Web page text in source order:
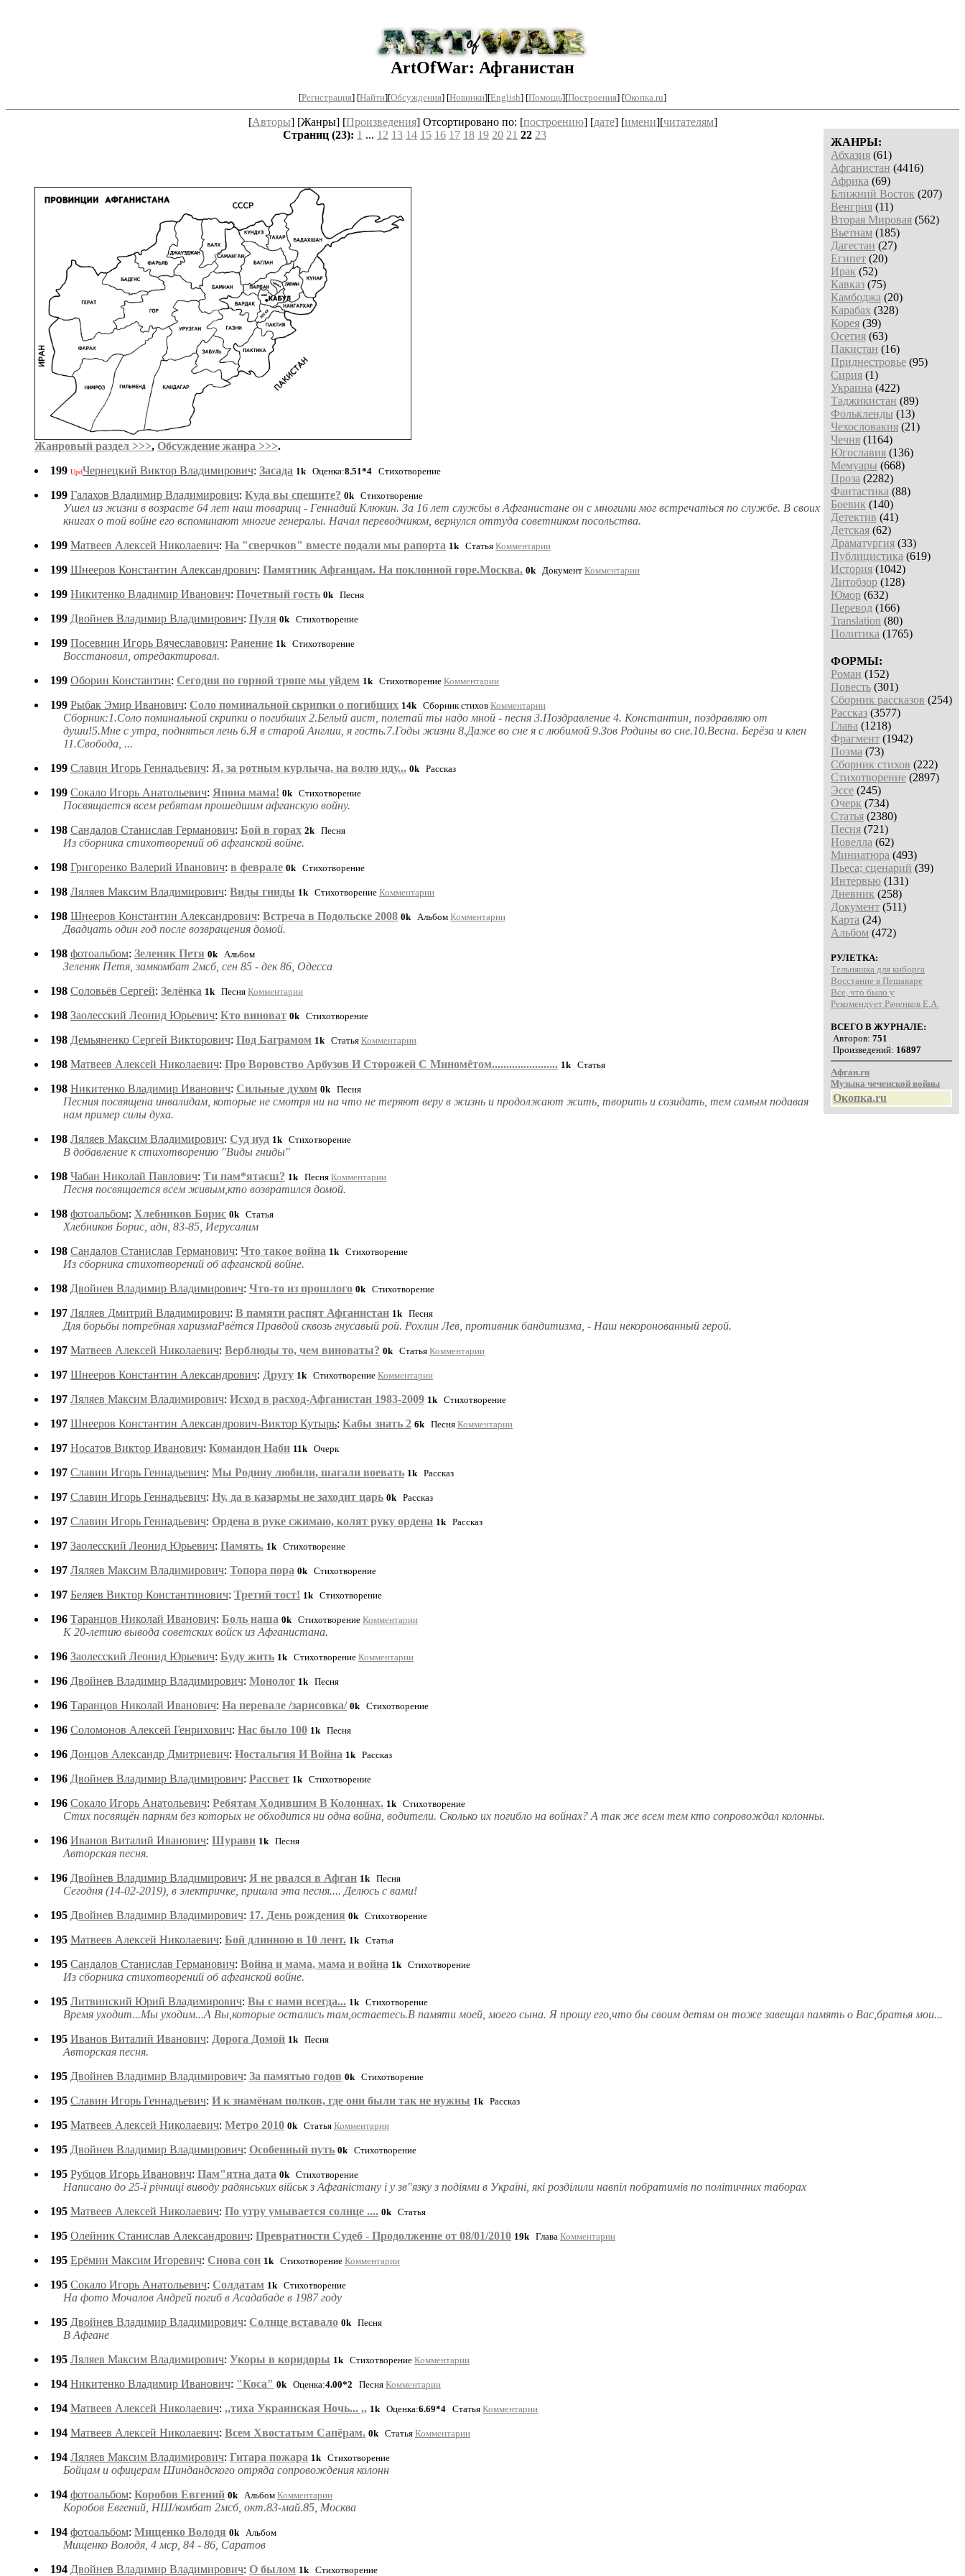
ArtOfWar: Афганистан
[Регистрация] [Найти][Обсуждения] [Новинки][English] [Помощь][Построения] [Окопка.ru]
[Авторы] [Жанры] [Произведения] Отсортировано по: [построению] [дате] [имени][читателям]
ЖАНРЫ:
Абхазия (61)
Афганистан (4416)
Африка (69)
Ближний Восток (207)
Венгрия (11)
Вторая Мировая (562)
Вьетнам (185)
Дагестан (27)
Египет (20)
Ирак (52)
Кавказ (75)
Камбоджа (20)
Карабах (328)
Корея (39)
Осетия (63)
Пакистан (16)
Приднестровье (95)
Сирия (1)
Украина (422)
Таджикистан (89)
Фолькленды (13)
Чехословакия (21)
Чечня (1164)
Югославия (136)
Мемуары (668)
Проза (2282)
Фантастика (88)
Боевик (140)
Детектив (41)
Детская (62)
Драматургия (33)
Публицистика (619)
История (1042)
Литобзор (128)
Юмор (632)
Перевод (166)
Translation (80)
Политика (1765)
ФОРМЫ:
Роман (152)
Повесть (301)
Сборник рассказов (254)
Рассказ (3577)
Глава (1218)
Фрагмент (1942)
Поэма (73)
Сборник стихов (222)
Стихотворение (2897)
Эссе (245)
Очерк (734)
Статья (2380)
Песня (721)
Новелла (62)
Миниатюра (493)
Пьеса; сценарий (39)
Интервью (131)
Дневник (258)
Документ (511)
Карта (24)
Альбом (472)
РУЛЕТКА:
Тельняшка для киборга
Восстание в Пешаваре
Все, что было у
Рекомендует Раченков Е.А.
ВСЕГО В ЖУРНАЛЕ:
Авторов: 751
Произведений: 16897
Афган.ru
Музыка чеченской войны
Окопка.ru
Страниц (23): 1 ... 12 13 14 15 16 17 18 19 20 21 22 23
Жанровый раздел >>>, Обсуждение жанра >>>.
199 UpdЧернецкий Виктор Владимирович: Засада 1k Оценка:8.51*4 Стихотворение
199 Галахов Владимир Владимирович: Куда вы спешите? 0k Стихотворение
Ушел из жизни в возрасте 64 лет наш товарищ - Геннадий Клюкин. За 16 лет службы в Афганистане он с многими мог встречаться по службе. В своих
книгах о той войне его вспоминают многие генералы. Начал переводчиком, вернулся оттуда советником посольства.
199 Матвеев Алексей Николаевич: На "сверчков" вместе подали мы рапорта 1k Статья Комментарии
199 Шнееров Константин Александрович: Памятник Афганцам. На поклонной горе.Москва. 0k Документ Комментарии
199 Никитенко Владимир Иванович: Почетный гость 0k Песня
199 Двойнев Владимир Владимирович: Пуля 0k Стихотворение
199 Посевнин Игорь Вячеславович: Ранение 1k Стихотворение
Восстановил, отредактировал.
199 Оборин Константин: Сегодня по горной тропе мы уйдем 1k Стихотворение Комментарии
199 Рыбак Эмир Иванович: Соло поминальной скрипки о погибших 14k Сборник стихов Комментарии
Сборник:1.Соло поминальной скрипки о погибших 2.Белый аист, полетай ты надо мной - песня 3.Поздравление 4. Константин, поздравляю от
души!5.Мне с утра, подняться лень 6.Я в старой Англии, я гость.7.Годы жизни 8.Даже во сне я с любимой 9.Зов Родины во сне.10.Весна. Берёза и клен
11.Свобода, ...
199 Славин Игорь Геннадьевич: Я, за ротным курлыча, на волю иду... 0k Рассказ
199 Сокало Игорь Анатольевич: Япона мама! 0k Стихотворение
Посвящается всем ребятам прошедшим афганскую войну.
198 Сандалов Станислав Германович: Бой в горах 2k Песня
Из сборника стихотворений об афганской войне.
198 Григоренко Валерий Иванович: в феврале 0k Стихотворение
198 Ляляев Максим Владимирович: Виды гниды 1k Стихотворение Комментарии
198 Шнееров Константин Александрович: Встреча в Подольске 2008 0k Альбом Комментарии
Двадцать один год после возвращения домой.
198 фотоальбом: Зеленяк Петя 0k Альбом
Зеленяк Петя, замкомбат 2мсб, сен 85 - дек 86, Одесса
198 Соловьёв Сергей: Зелёнка 1k Песня Комментарии
198 Заолесский Леонид Юрьевич: Кто виноват 0k Стихотворение
198 Демьяненко Сергей Викторович: Под Баграмом 1k Статья Комментарии
198 Матвеев Алексей Николаевич: Про Воровство Арбузов И Сторожей С Миномётом....................... 1k Статья
198 Никитенко Владимир Иванович: Сильные духом 0k Песня
Песния посвящена инвалидам, которые не смотря ни на что не теряют веру в жизнь и продолжают жить, творить и созидать, тем самым подавая
нам пример силы духа.
198 Ляляев Максим Владимирович: Суд иуд 1k Стихотворение
В добавление к стихотворению "Виды гниды"
198 Чабан Николай Павлович: Ти пам*ятаєш? 1k Песня Комментарии
Песня посвящается всем живым,кто возвратился домой.
198 фотоальбом: Хлебников Борис 0k Статья
Хлебников Борис, адн, 83-85, Иерусалим
198 Сандалов Станислав Германович: Что такое война 1k Стихотворение
Из сборника стихотворений об афганской войне.
198 Двойнев Владимир Владимирович: Что-то из прошлого 0k Стихотворение
197 Ляляев Дмитрий Владимирович: В памяти распят Афганистан 1k Песня
Для борьбы потребная харизмаРвётся Правдой сквозь гнусавый рой. Рохлин Лев, противник бандитизма, - Наш некоронованный герой.
197 Матвеев Алексей Николаевич: Верблюды то, чем виноваты? 0k Статья Комментарии
197 Шнееров Константин Александрович: Другу 1k Стихотворение Комментарии
197 Ляляев Максим Владимирович: Исход в расход-Афганистан 1983-2009 1k Стихотворение
197 Шнееров Константин Александрович-Виктор Кутырь: Кабы знать 2 6k Песня Комментарии
197 Носатов Виктор Иванович: Командон Наби 11k Очерк
197 Славин Игорь Геннадьевич: Мы Родину любили, шагали воевать 1k Рассказ
197 Славин Игорь Геннадьевич: Ну, да в казармы не заходит царь 0k Рассказ
197 Славин Игорь Геннадьевич: Ордена в руке сжимаю, колят руку ордена 1k Рассказ
197 Заолесский Леонид Юрьевич: Память. 1k Стихотворение
197 Ляляев Максим Владимирович: Топора пора 0k Стихотворение
197 Беляев Виктор Константинович: Третий тост! 1k Стихотворение
196 Таранцов Николай Иванович: Боль наша 0k Стихотворение Комментарии
К 20-летию вывода советских войск из Афганистана.
196 Заолесский Леонид Юрьевич: Буду жить 1k Стихотворение Комментарии
196 Двойнев Владимир Владимирович: Монолог 1k Песня
196 Таранцов Николай Иванович: На перевале /зарисовка/ 0k Стихотворение
196 Соломонов Алексей Генрихович: Нас было 100 1k Песня
196 Донцов Александр Дмитриевич: Ностальгия И Война 1k Рассказ
196 Двойнев Владимир Владимирович: Рассвет 1k Стихотворение
196 Сокало Игорь Анатольевич: Ребятам Ходившим В Колоннах. 1k Стихотворение
Стих посвящён парням без которых не обходится ни одна война, водители. Сколько их погибло на войнах? А так же всем тем кто сопровождал колонны.
196 Иванов Виталий Иванович: Шурави 1k Песня
Авторская песня.
196 Двойнев Владимир Владимирович: Я не рвался в Афган 1k Песня
Сегодня (14-02-2019), в электричке, пришла эта песня.... Делюсь с вами!
195 Двойнев Владимир Владимирович: 17. День рождения 0k Стихотворение
195 Матвеев Алексей Николаевич: Бой длинною в 10 лент. 1k Статья
195 Сандалов Станислав Германович: Война и мама, мама и война 1k Стихотворение
Из сборника стихотворений об афганской войне.
195 Литвинский Юрий Владимирович: Вы с нами всегда... 1k Стихотворение
Время уходит...Мы уходим...А Вы,которые остались там,остаетесь.В памяти моей, моего сына. Я прошу его,что бы своим детям он тоже завещал память о Вас,братья мои...
195 Иванов Виталий Иванович: Дорога Домой 1k Песня
Авторская песня.
195 Двойнев Владимир Владимирович: За памятью годов 0k Стихотворение
195 Славин Игорь Геннадьевич: И к знамёнам полков, где они были так не нужны 1k Рассказ
195 Матвеев Алексей Николаевич: Метро 2010 0k Статья Комментарии
195 Двойнев Владимир Владимирович: Особенный путь 0k Стихотворение
195 Рубцов Игорь Иванович: Пам"ятна дата 0k Стихотворение
Написано до 25-ї рiчницi виводу радянських вiйськ з Афганiстану i у зв"язку з подiями в Українi, якi роздiлили навпiл побратимiв по полiтичних таборах
195 Матвеев Алексей Николаевич: По утру умывается солнце .... 0k Статья
195 Олейник Станислав Александрович: Превратности Судеб - Продолжение от 08/01/2010 19k Глава Комментарии
195 Ерёмин Максим Игоревич: Снова сон 1k Стихотворение Комментарии
195 Сокало Игорь Анатольевич: Солдатам 1k Стихотворение
На фото Мочалов Андрей погиб в Асадабаде в 1987 году
195 Двойнев Владимир Владимирович: Солнце вставало 0k Песня
В Афгане
195 Ляляев Максим Владимирович: Укоры в коридоры 1k Стихотворение Комментарии
194 Никитенко Владимир Иванович: "Коса" 0k Оценка:4.00*2 Песня Комментарии
194 Матвеев Алексей Николаевич: ,,тиха Украинская Ночь... ,, 1k Оценка:6.69*4 Статья Комментарии
194 Матвеев Алексей Николаевич: Всем Хвостатым Сапёрам. 0k Статья Комментарии
194 Ляляев Максим Владимирович: Гитара пожара 1k Стихотворение
Бойцам и офицерам Шиндандского отряда сопровождения колонн
194 фотоальбом: Коробов Евгений 0k Альбом Комментарии
Коробов Евгений, НШ/комбат 2мсб, окт.83-май.85, Москва
194 фотоальбом: Мищенко Володя 0k Альбом
Мищенко Володя, 4 мср, 84 - 86, Саратов
194 Двойнев Владимир Владимирович: О былом 1k Стихотворение